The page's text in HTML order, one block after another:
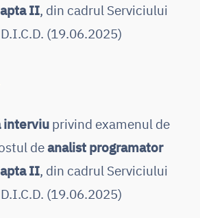
II, din cadrul Serviciului
(19.06.2025)
interviu privind examenul de
deanalist programator
II, din cadrul Serviciului
(19.06.2025)